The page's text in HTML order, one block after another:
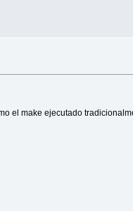
el make ejecutado